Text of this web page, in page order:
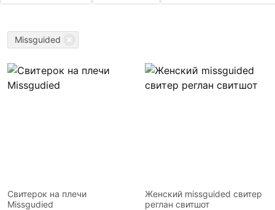
Missguided
Свитерок на плечи
Missgudied
Женский missguided свитер
реглан свитшот